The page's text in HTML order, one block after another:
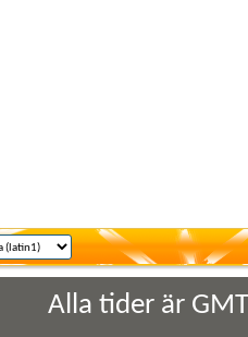
Alla tider är